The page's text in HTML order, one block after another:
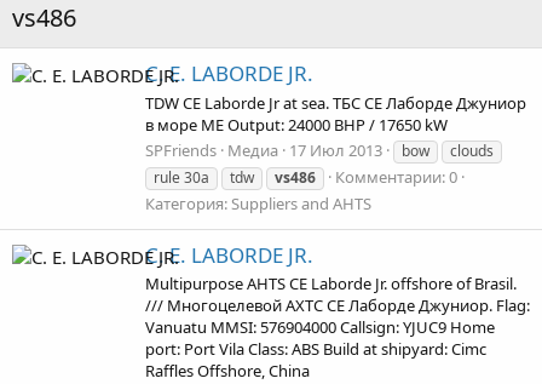
vs486
C. E. LABORDE JR.
TDW CE Laborde Jr at sea. ТБС СЕ Лаборде Джуниор
в море ME Output: 24000 BHP / 17650 kW
SPFriends Медиа 17 Июл 2013 bow
clouds
rule 30a
tdw vs486
Комментарии: 0
Категория: Suppliers and AHTS
C. E. LABORDE JR.
Multipurpose AHTS CE Laborde Jr. offshore of Brasil.
/// Многоцелевой АХТС СЕ Лаборде Джуниор. Flag:
Vanuatu MMSI: 576904000 Callsign: YJUC9 Home
port: Port Vila Class: ABS Build at shipyard: Cimc
Raffles Offshore, China